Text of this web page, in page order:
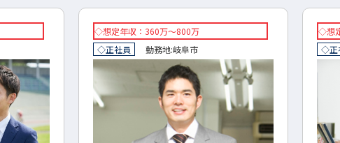
◇想定年収：360万～800万
◇正社員
勤務地:岐阜市
◇想
◇正